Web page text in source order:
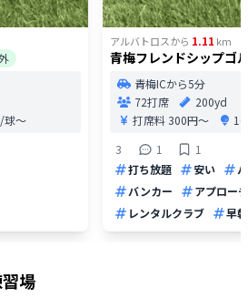
球〜
アルバトロスから 1.11 km
青梅フレンドシップゴ
青梅ICから5分
72打席
200yd
打席料300円〜
3
1
1
打ち放題
安い
バンカー
アプローチ
レンタルクラブ
早朝
場